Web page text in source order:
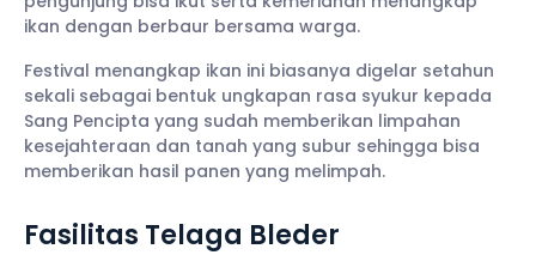
ikan dengan berbaur bersama warga.
Festival menangkap ikan ini biasanya digelar setahun
sekali sebagai bentuk ungkapan rasa syukur kepada
Sang Pencipta yang sudah memberikan limpahan
kesejahteraan dan tanah yang subur sehingga bisa
memberikan hasil panen yang melimpah.
Fasilitas Telaga Bleder